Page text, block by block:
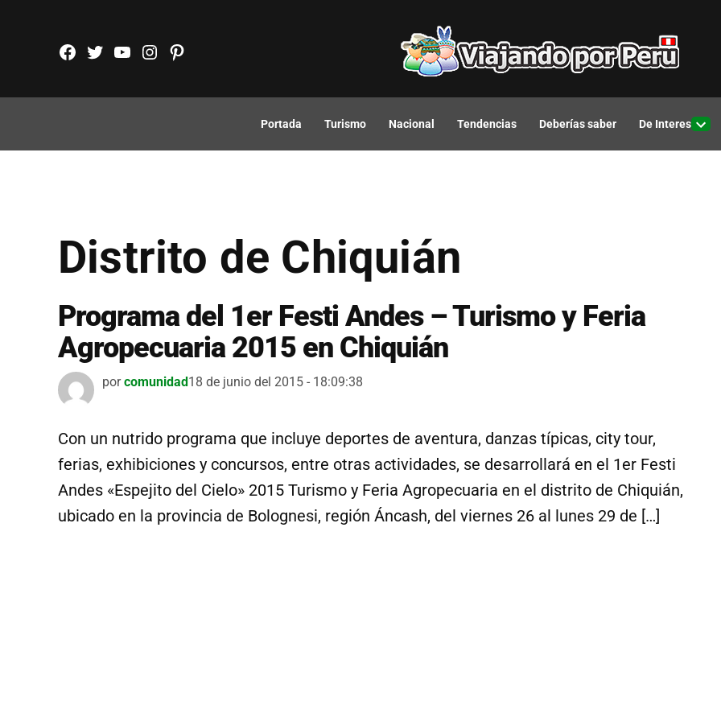
contenido
FB TW YouTubeInstagram
Pinterest
Portada Turismo Nacional Tendencias Deberías saber De Interes
Distrito de Chiquián
Programa del 1er Festi Andes – Turismo y Feria
Agropecuaria 2015 en Chiquián
por comunidad18 de junio del 2015 - 18:09:38
Con un nutrido programa que incluye deportes de aventura, danzas típicas, city tour,
ferias, exhibiciones y concursos, entre otras actividades, se desarrollará en el 1er Festi
Andes «Espejito del Cielo» 2015 Turismo y Feria Agropecuaria en el distrito de Chiquián,
ubicado en la provincia de Bolognesi, región Áncash, del viernes 26 al lunes 29 de […]